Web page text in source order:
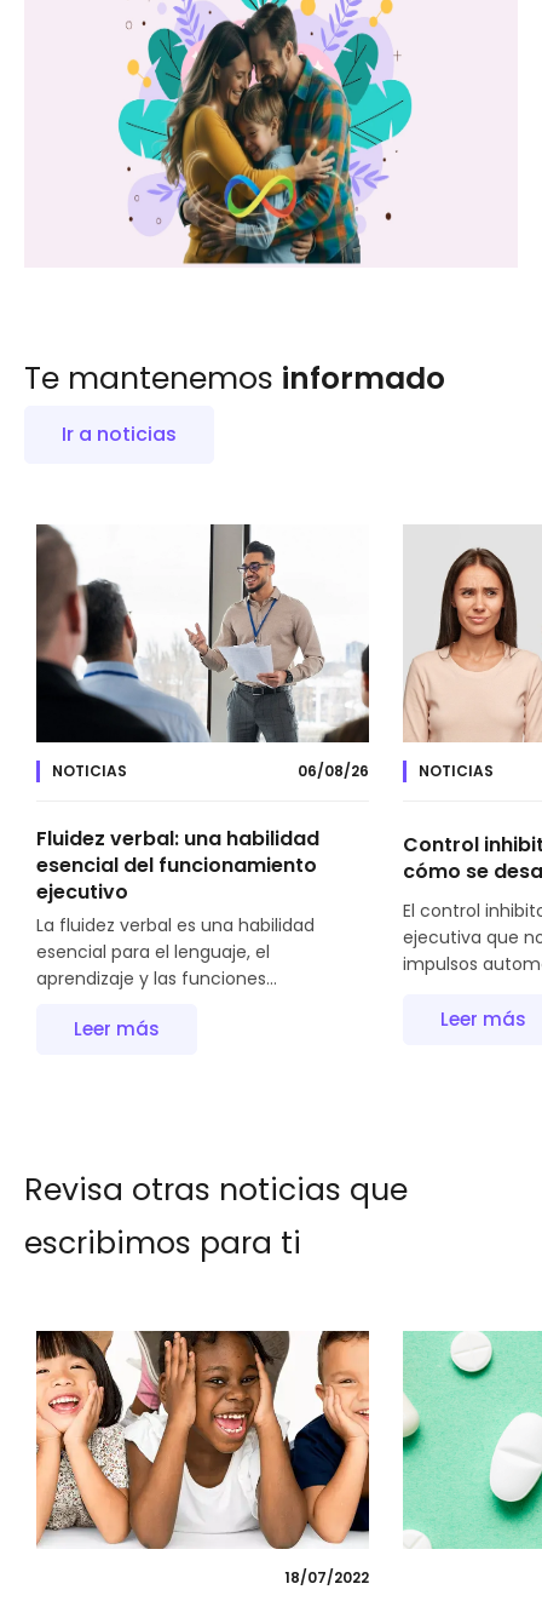
Te mantenemos informado
Ir a noticias
NOTICIAS 06/08/26
Fluidez verbal: una habilidad
esencial del funcionamiento
ejecutivo
La fluidez verbal es una habilidad
esencial para el lenguaje, el
aprendizaje y las funciones...
Leer más
NOTICIAS
Control
cómo se
El control
ejecutiva que
impulsos
Leer más
Revisa otras noticias que
escribimos para ti
18/07/2022